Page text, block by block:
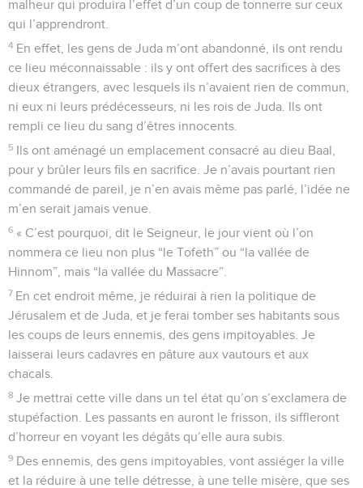
malheur qui produira l’effet d’un coup de tonnerre sur ceux
qui l’apprendront.
4 En effet, les gens de Juda m’ont abandonné, ils ont rendu
ce lieu méconnaissable : ils y ont offert des sacrifices à des
dieux étrangers, avec lesquels ils n’avaient rien de commun,
ni eux ni leurs prédécesseurs, ni les rois de Juda. Ils ont
rempli ce lieu du sang d’êtres innocents.
5 Ils ont aménagé un emplacement consacré au dieu Baal,
pour y brûler leurs fils en sacrifice. Je n’avais pourtant rien
commandé de pareil, je n’en avais même pas parlé, l’idée ne
m’en serait jamais venue.
6 « C’est pourquoi, dit le Seigneur, le jour vient où l’on
nommera ce lieu non plus “le Tofeth” ou “la vallée de
Hinnom”, mais “la vallée du Massacre”.
7 En cet endroit même, je réduirai à rien la politique de
Jérusalem et de Juda, et je ferai tomber ses habitants sous
les coups de leurs ennemis, des gens impitoyables. Je
laisserai leurs cadavres en pâture aux vautours et aux
chacals.
8 Je mettrai cette ville dans un tel état qu’on s’exclamera de
stupéfaction. Les passants en auront le frisson, ils siffleront
d’horreur en voyant les dégâts qu’elle aura subis.
9 Des ennemis, des gens impitoyables, vont assiéger la ville
et la réduire à une telle détresse, à une telle misère, que ses